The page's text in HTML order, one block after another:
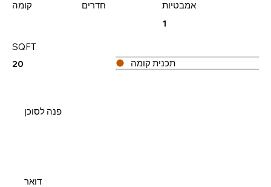
קומה חדרים אמבטיות
1
SQFT
20 תכנית קומה
פנה לסוכן
דואר